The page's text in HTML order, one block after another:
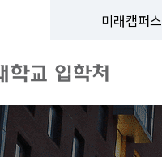
미래캠퍼스